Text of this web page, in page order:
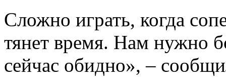
Сложно играть, когда
тянет время. Нам нужно
сейчас обидно», –